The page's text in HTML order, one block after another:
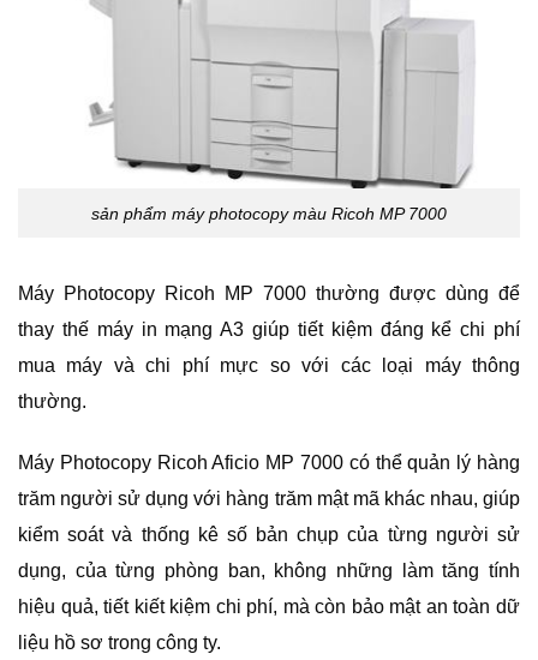
sản phẩm máy photocopy màu Ricoh MP 7000
Máy Photocopy Ricoh MP 7000 thường được dùng để
thay thế máy in mạng A3 giúp tiết kiệm đáng kể chi phí
mua máy và chi phí mực so với các loại máy thông
thường.
Máy Photocopy Ricoh Aficio MP 7000 có thể quản lý hàng
trăm người sử dụng với hàng trăm mật mã khác nhau, giúp
kiểm soát và thống kê số bản chụp của từng người sử
dụng, của từng phòng ban, không những làm tăng tính
hiệu quả, tiết kiết kiệm chi phí, mà còn bảo mật an toàn dữ
liệu hồ sơ trong công ty.